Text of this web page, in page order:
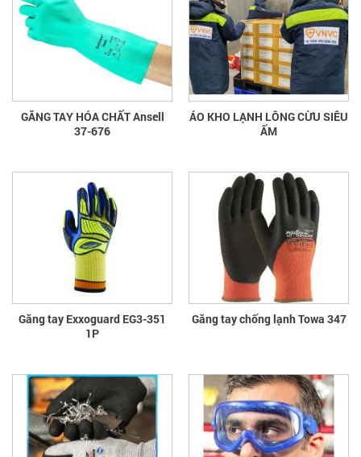
GĂNG TAY HÓA CHẤT Ansell
37-676
ÁO KHO LẠNH LÔNG CỪU SIÊU
ẤM
Găng tay Exxoguard EG3-351
1P
Găng tay chống lạnh Towa 347